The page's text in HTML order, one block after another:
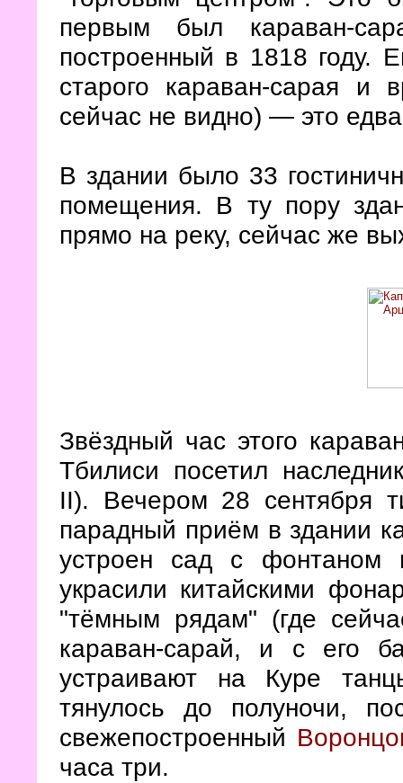
первым был караван-
построенный в 1818 году.
старого караван-сарая и
сейчас не видно) — это
В здании было 33
помещения. В ту пору
прямо на реку, сейчас же
Звёздный час этого
Тбилиси посетил
II). Вечером 28 сентября
парадный приём в здании
устроен сад с
украсили китайскими
"тёмным рядам" (где
караван-сарай, и с его
устраивают на Куре
тянулось до полуночи,
свежепостроенный
часа три.